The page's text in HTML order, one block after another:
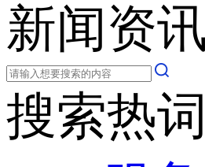
新闻资讯
搜索热